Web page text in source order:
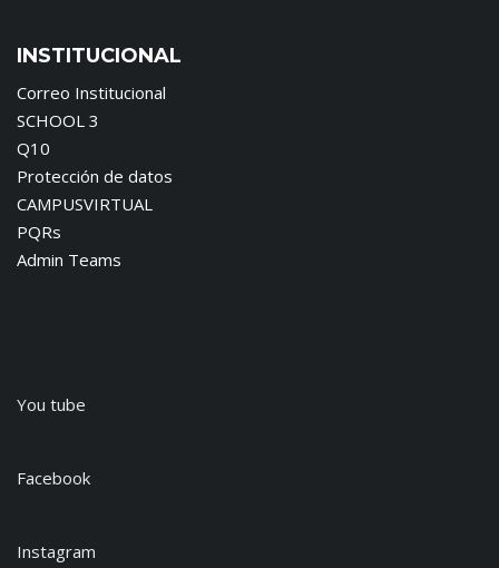
INSTITUCIONAL
Correo Institucional
SCHOOL 3
Q10
Protección de datos
CAMPUSVIRTUAL
PQRs
Admin Teams
You tube
Facebook
Instagram